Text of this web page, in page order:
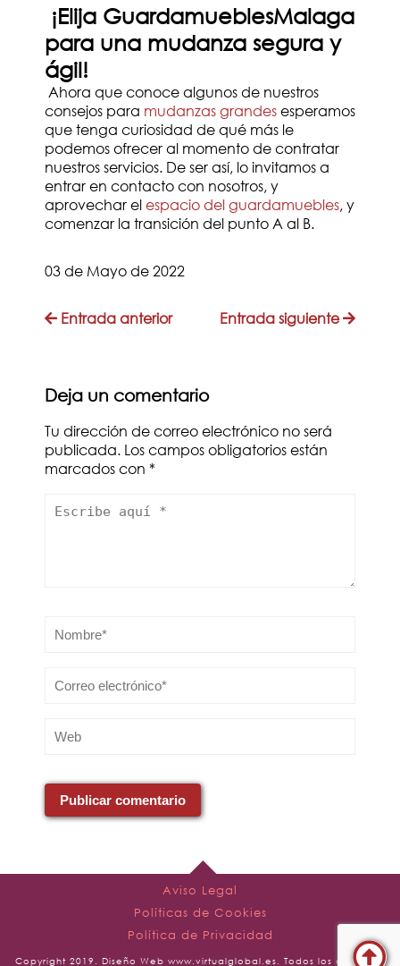
¡Elija GuardamueblesMalaga
para una mudanza segura y
ágil!
Ahora que conoce algunos de nuestros
consejos para mudanzas grandesesperamos
que tenga curiosidad de qué más le
podemos ofrecer al momento de contratar
nuestros servicios. De ser así, lo invitamos a
entrar en contacto con nosotros, y
aprovechar elespacio del guardamuebles, y
comenzar la transición del punto A al B.
03 de Mayo de 2022
Entrada anterior Entrada siguiente
Deja un comentario
Tu dirección de correo electrónico no será
publicada. Los campos obligatorios están
marcados con *
Publicar comentario
Aviso Legal
Políticas de Cookies
Política de Privacidad
Copyright 2019. Diseño Web www.virtualglobal.es. Todos los derechos